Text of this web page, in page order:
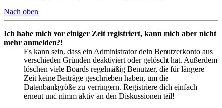
Nach oben
Ich habe mich vor einiger Zeit registriert, kann mich aber nicht
mehr anmelden?!
Es kann sein, dass ein Administrator dein Benutzerkonto aus
verschieden Gründen deaktiviert oder gelöscht hat. Außerdem
löschen viele Boards regelmäßig Benutzer, die für längere
Zeit keine Beiträge geschrieben haben, um die
Datenbankgröße zu verringern. Registriere dich einfach
erneut und nimm aktiv an den Diskussionen teil!